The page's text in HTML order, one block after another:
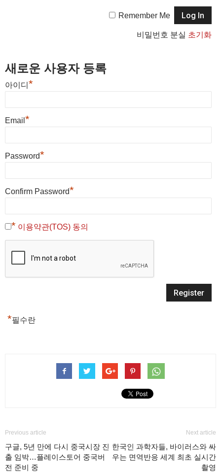
Remember Me
비밀번호 분실 초기화
새로운 사용자 등록
아이디 *
Email *
Password*
Confirm Password*
* 이용약관(TOS) 동의
*필수란
Previous article
구글, 5년 만에 다시 중국시장 진
출 임박…플레이스토어 중국버
전 준비 중
Next article
한국인 과학자들, 바이러스와 싸
우는 면역반응 세계 최초 실시간
촬영